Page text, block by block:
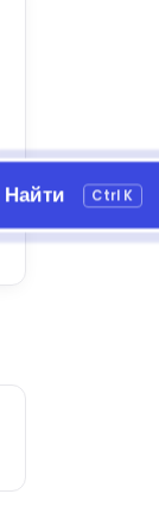
Найти Ctrl K